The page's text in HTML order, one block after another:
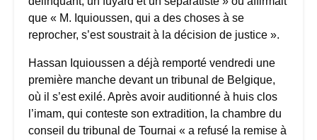
que « M. Iquioussen, qui a des choses à se
reprocher, s’est soustrait à la décision de justice ».
Hassan Iquioussen a déjà remporté vendredi une
première manche devant un tribunal de Belgique,
où il s’est exilé. Après avoir auditionné à huis clos
l’imam, qui conteste son extradition, la chambre du
conseil du tribunal de Tournai « a refusé la remise à